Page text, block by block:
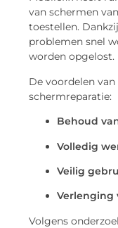
van schermen
toestellen.
problemen snel
worden opgelost.
De voordelen
schermreparatie:
Behoud
Volledig
Veilig
Verlenging
Volgens